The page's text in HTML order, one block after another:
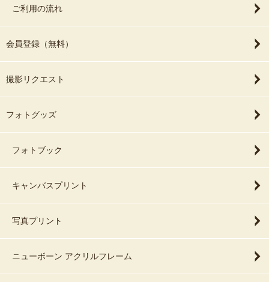
ご利用の流れ
会員登録（無料）
撮影リクエスト
フォトグッズ
フォトブック
キャンバスプリント
写真プリント
ニューボーン アクリルフレーム